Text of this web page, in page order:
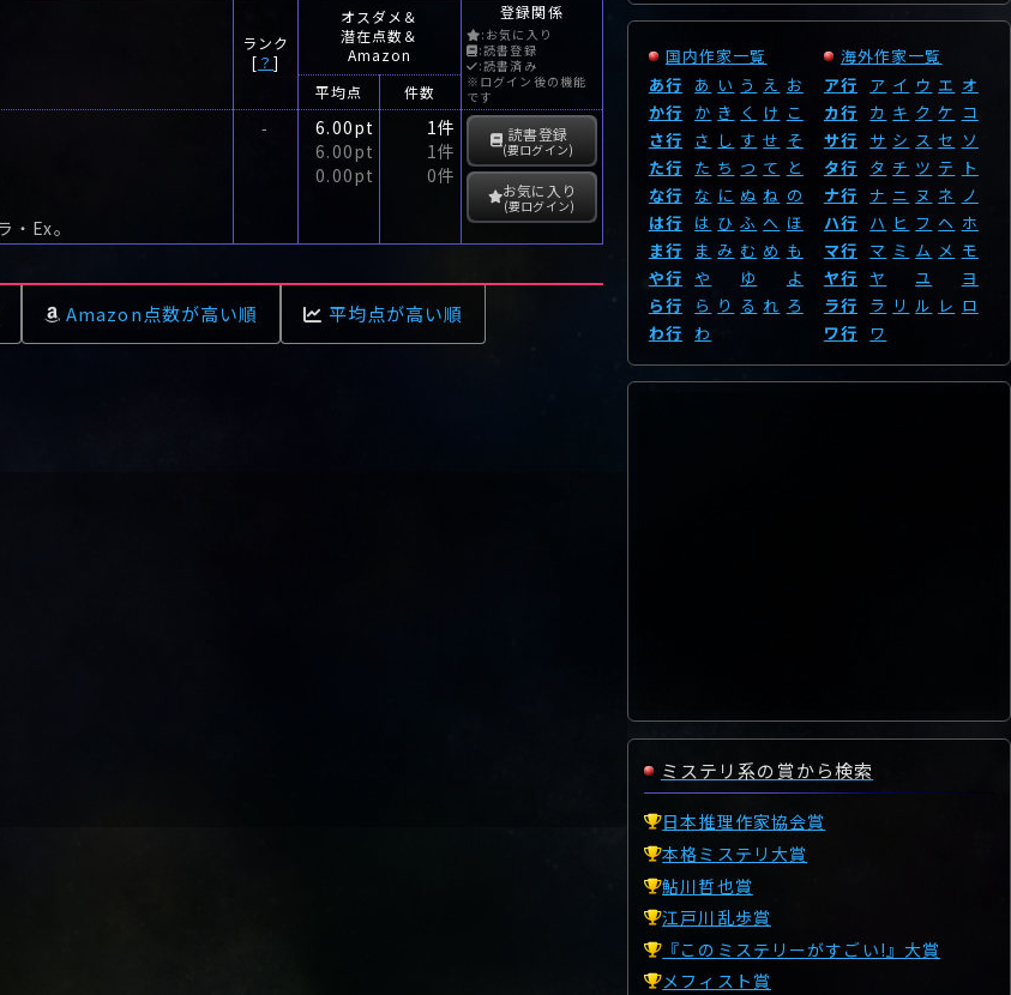
ランク
[ ？]
オスダメ＆
潜在点数＆
Amazon
登録関係
:お気に入り
:読書登録
:読書済み
※ログイン後の機能
です
平均点 件数
Ex。
-
6.00pt
6.00pt
0.00pt
1件
1件
0件
読書登録
(要ログイン)
お気に入り
(要ログイン)
Amazon点数が高い順 平均点が高い順
国内作家一覧
あ行
あ い う え お
か行
か き く け こ
さ行
さ し す せ そ
た行
た ち つ て と
な行
な に ぬ ね の
は行
は ひ ふ へ ほ
ま行
ま み む め も
や行
や ゆ
よ
ら行
ら り る れ ろ
わ行 わ
海外作家一覧
ア行
ア イ ウ エ オ
カ行
カ キ ク ケ コ
サ行
サ シ ス セ ソ
タ行
タ チ ツ テ
ト
ナ行
ナ ニ ヌ ネ ノ
ハ行
ハ ヒ フ ヘ ホ
マ行
マ ミ ム メ モ
ヤ行
ヤ ユ
ヨ
ラ行
ラ リ ル レ ロ
ワ行
ワ
ミステリ系の賞から検索
日本推理作家協会賞
本格ミステリ大賞
鮎川哲也賞
江戸川乱歩賞
『このミステリーがすごい!』大賞
メフィスト賞